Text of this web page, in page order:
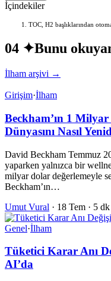
İçindekiler
TOC, H2 başlıklarından
04 ✦Bunu
İlham arşivi →
Girişim·İlham
Beckham’ın 1
Dünyasını Nasıl
David Beckham Temmuz
yaparken yalnızca bir
milyar dolar değerlemeyle
Beckham’ın…
Umut Vural · 18 Tem · 5 dk
Genel·İlham
Tüketici Karar Anı
AI’da